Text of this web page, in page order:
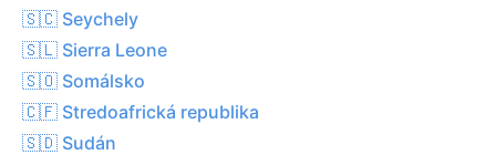
🇸🇨 Seychely
🇸🇱 Sierra Leone
🇸🇴 Somálsko
🇨🇫 Stredoafrická republika
🇸🇩 Sudán